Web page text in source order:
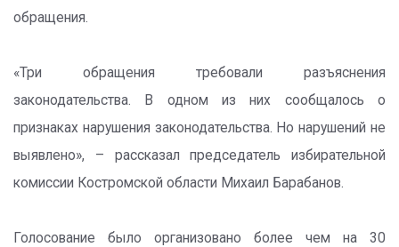
обращения.
«Три обращения требовали разъяснения
законодательства. В одном из них сообщалось о
признаках нарушения законодательства. Но нарушений не
выявлено», – рассказал председатель избирательной
комиссии Костромской области Михаил Барабанов.
Голосование было организовано более чем на 30